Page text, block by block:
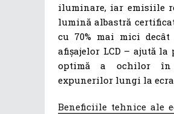
iluminare, iar emisiile
lumină albastră
cu 70% mai mici decât
afișajelor LCD – ajută la
optimă a ochilor în
expunerilor lungi la
Beneficiile tehnice ale